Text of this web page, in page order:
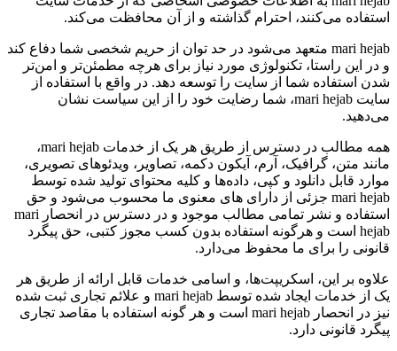
استفاده می‏‌کنند، احترام گذاشته و از آن محافظت می‏‌کند.
mari hejab متعهد می‏‌شود در حد توان از حریم شخصی شما دفاع کند
و در این راستا، تکنولوژی مورد نیاز برای هرچه مطمئن‏‌تر و امن‏‌تر
شدن استفاده شما از سایت را توسعه دهد. در واقع با استفاده از
سایت mari hejab، شما رضایت خود را از این سیاست نشان
می‏‌دهید.
همه مطالب در دسترس از طریق هر یک از خدمات mari hejab،
مانند متن، گرافیک، آرم، آیکون دکمه، تصاویر، ویدئوهای تصویری،
موارد قابل دانلود و کپی، داده‌ها و کلیه محتوای تولید شده توسط
mari hejab جزئی از دارای های معنوی ما محسوب می‏‌شود و حق
استفاده و نشر تمامی مطالب موجود و در دسترس در انحصار mari
hejab است و هرگونه استفاده بدون کسب مجوز کتبی، حق پیگرد
قانونی را برای ما محفوظ می‏‌دارد.
علاوه بر این، اسکریپت‌ها، و اسامی خدمات قابل ارائه از طریق هر
یک از خدمات ایجاد شده توسط mari hejab و علائم تجاری ثبت شده
نیز در انحصار mari hejab است و هر گونه استفاده با مقاصد تجاری
پیگرد قانونی دارد.